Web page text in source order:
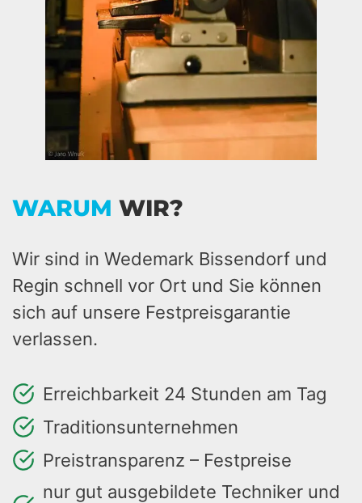
WARUM WIR?
Wir sind in Wedemark Bissendorf und
Regin schnell vor Ort und Sie können
sich auf unsere Festpreisgarantie
verlassen.
Erreichbarkeit 24 Stunden am Tag
Traditionsunternehmen
Preistransparenz – Festpreise
nur gut ausgebildete Techniker und